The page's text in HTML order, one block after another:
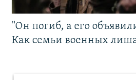
"Он погиб, а его
Как семьи военных